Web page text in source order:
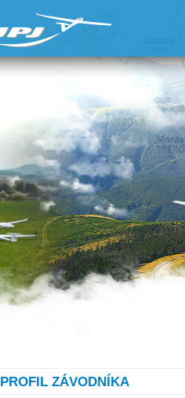
PROFIL ZÁVODNÍKA